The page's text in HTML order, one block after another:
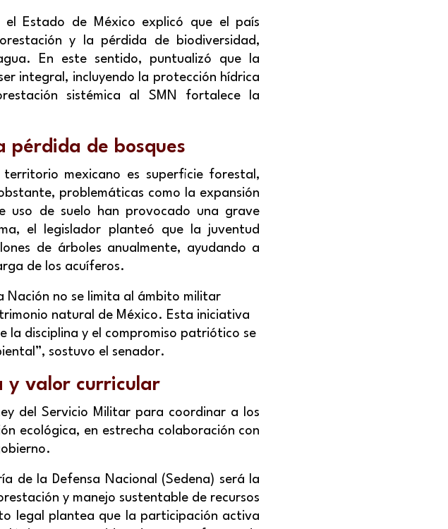
Estado de México explicó que el país
y la pérdida de biodiversidad,
En este sentido, puntualizó que la
integral, incluyendo la protección hídrica
sistémica al SMN fortalece la
pérdida de bosques
mexicano es superficie forestal,
problemáticas como la expansión
uso de suelo han provocado una grave
el legislador planteó que la juventud
de árboles anualmente, ayudando a
de los acuíferos.
Nación no se limita al ámbito militar
natural de México. Esta iniciativa
la disciplina y el compromiso patriótico se
sostuvo el senador.
y valor curricular
del Servicio Militar para coordinar a los
ecológica, en estrecha colaboración con
de la Defensa Nacional (Sedena) será la
y manejo sustentable de recursos
legal plantea que la participación activa